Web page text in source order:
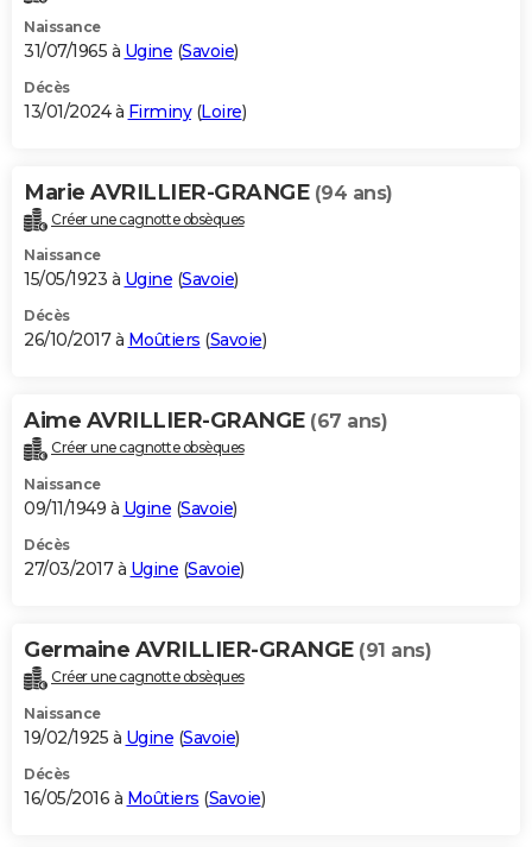
Naissance
31/07/1965 à Ugine (Savoie)
Décès
13/01/2024 à Firminy(Loire)
Marie AVRILLIER-GRANGE (94 ans)
Créer une cagnotte obsèques
Naissance
15/05/1923 à Ugine (Savoie)
Décès
26/10/2017 à Moûtiers (Savoie)
Aime AVRILLIER-GRANGE (67 ans)
Créer une cagnotte obsèques
Naissance
09/11/1949 à Ugine (Savoie)
Décès
27/03/2017 à Ugine (Savoie)
Germaine AVRILLIER-GRANGE (91 ans)
Créer une cagnotte obsèques
Naissance
19/02/1925 à Ugine (Savoie)
Décès
16/05/2016 à Moûtiers (Savoie)